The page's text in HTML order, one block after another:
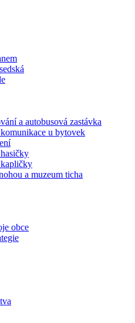
a autobusová zastávka
u bytovek
a muzeum ticha
obce